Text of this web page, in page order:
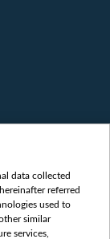
data collected
referred
used to
similar
services,